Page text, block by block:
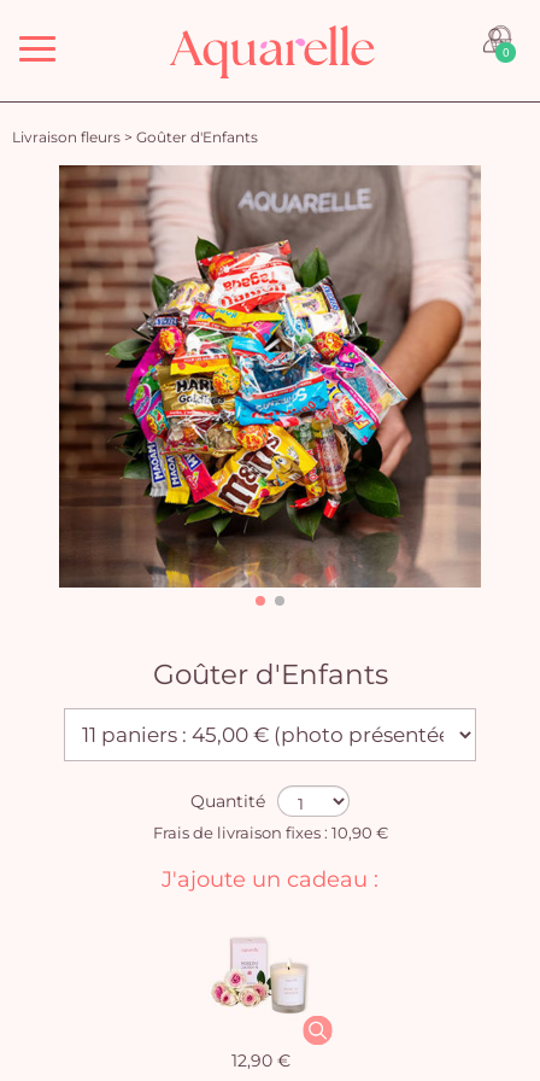
Menu 0
Livraison fleurs > Goûter d'Enfants
Goûter d'Enfants
Quantité
Frais de livraison fixes : 10,90 €
J'ajoute un cadeau :
12,90 €